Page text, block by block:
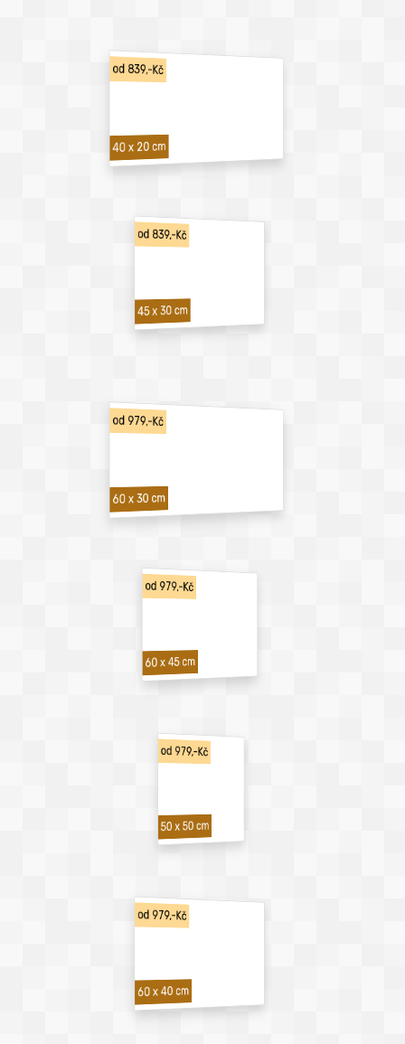
od 839,-Kč
40 x 20 cm
od 839,-Kč
45 x 30 cm
od 979,-Kč
60 x 30 cm
od 979,-Kč
60 x 45 cm
od 979,-Kč
50 x 50 cm
od 979,-Kč
60 x 40 cm